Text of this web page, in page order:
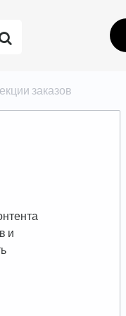
заказов
и